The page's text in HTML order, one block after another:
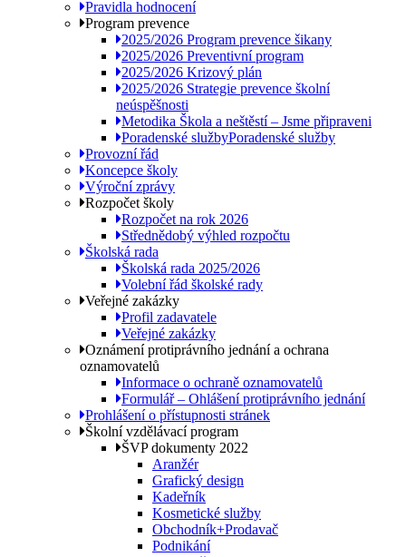
Pravidla hodnocení
Program prevence
2025/2026 Program prevence šikany
2025/2026 Preventivní program
2025/2026 Krizový plán
2025/2026 Strategie prevence školní
neúspěšnosti
Metodika Škola a neštěstí – Jsme připraveni
Poradenské službyPoradenské služby
Provozní řád
Koncepce školy
Výroční zprávy
Rozpočet školy
Rozpočet na rok 2026
Střednědobý výhled rozpočtu
Školská rada
Školská rada 2025/2026
Volební řád školské rady
Veřejné zakázky
Profil zadavatele
Veřejné zakázky
Oznámení protiprávního jednání a ochrana
oznamovatelů
Informace o ochraně oznamovatelů
Formulář – Ohlášení protiprávního jednání
Prohlášení o přístupnosti stránek
Školní vzdělávací program
ŠVP dokumenty 2022
Aranžér
Grafický design
Kadeřník
Kosmetické služby
Obchodník+Prodavač
Podnikání